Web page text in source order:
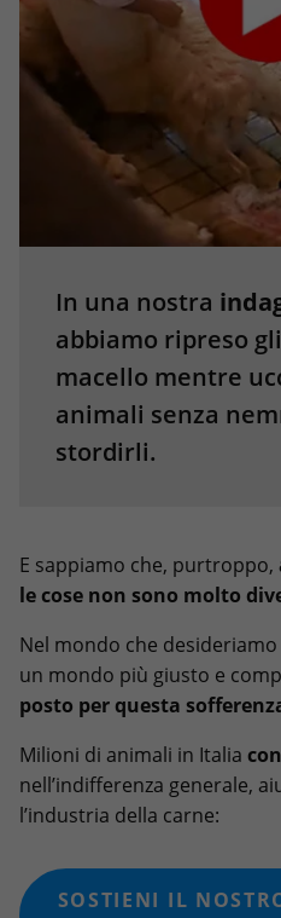
In una nostra
abbiamo ripreso
macello mentre
animali senza
stordirli.
E sappiamo che, purtroppo,
le cose non sono molto
Nel mondo che
un mondo più giusto e
posto per questa
Milioni di animali in Italia
nell’indifferenza generale,
l’industria della carne:
SOSTIENI IL